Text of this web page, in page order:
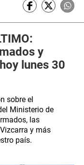
y
lunes 30
sobre el
Ministerio de
las
y más
país.